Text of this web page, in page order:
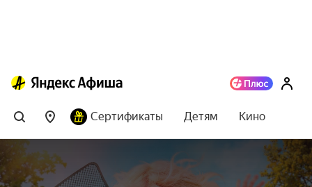
Сертификаты Детям Кино